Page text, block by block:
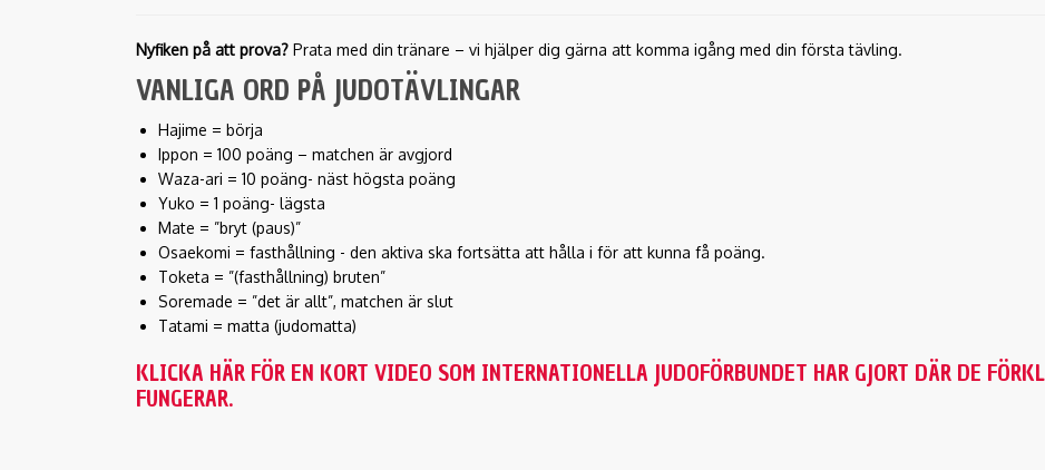
Nyfiken på att prova? Prata med din tränare – vi hjälper dig gärna att komma igång med din första tävling.
VANLIGA ORD PÅ JUDOTÄVLINGAR
Hajime = börja
Ippon = 100 poäng – matchen är avgjord
Waza-ari = 10 poäng- näst högsta poäng
Yuko = 1 poäng- lägsta
Mate = ”bryt (paus)”
Osaekomi = fasthållning - den aktiva ska fortsätta att hålla i för att kunna få poäng.
Toketa = ”(fasthållning) bruten”
Soremade = ”det är allt”, matchen är slut
Tatami = matta (judomatta)
KLICKA HÄR FÖR EN KORT VIDEO SOM INTERNATIONELLA JUDOFÖRBUNDET HAR GJORT DÄR DE
FUNGERAR.